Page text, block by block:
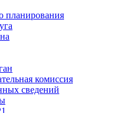
планирования
комиссия
сведений